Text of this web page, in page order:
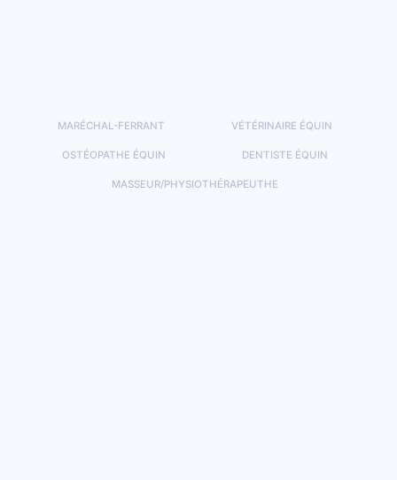
MARÉCHAL-FERRANT VÉTÉRINAIRE ÉQUIN
OSTÉOPATHE ÉQUIN DENTISTE ÉQUIN
MASSEUR/PHYSIOTHÉRAPEUTHE